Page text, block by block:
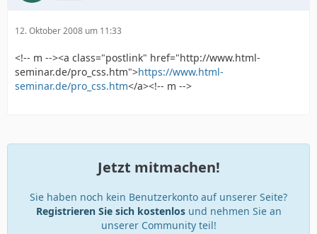
12. Oktober 2008 um 11:33
<!-- m --><a class="postlink" href="http://www.html-
seminar.de/pro_css.htm">https://www.html-
seminar.de/pro_css.htm</a><!-- m -->
Jetzt mitmachen!
Sie haben noch kein Benutzerkonto auf unserer Seite?
Registrieren Sie sich kostenlosund nehmen Sie an
unserer Community teil!